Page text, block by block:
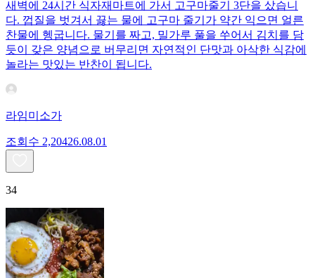
새벽에 24시간 식자재마트에 가서 고구마줄기 3단을 샀습니
다. 껍질을 벗겨서 끓는 물에 고구마 줄기가 약간 익으면 얼른
찬물에 헹굽니다. 물기를 짜고, 밀가루 풀을 쑤어서 김치를 담
듯이 갖은 양념으로 버무리면 자연적인 단맛과 아삭한 식감에
놀라는 맛있는 반찬이 됩니다.
라임미소가
조회수 2,20426.08.01
34